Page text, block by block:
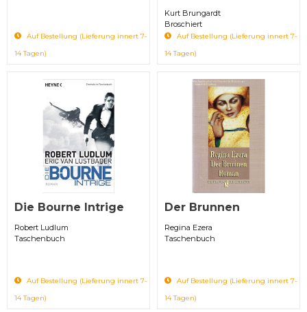
Auf Bestellung (Lieferung innert 7-
14 Tagen)
Kurt Brungardt
Broschiert
Auf Bestellung (Lieferung innert 7-
14 Tagen)
Die Bourne Intrige
Robert Ludlum
Taschenbuch
Auf Bestellung (Lieferung innert 7-
14 Tagen)
Der Brunnen
Regina Ezera
Taschenbuch
Auf Bestellung (Lieferung innert 7-
14 Tagen)